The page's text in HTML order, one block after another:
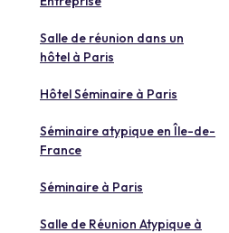
Salle de réunion dans un
hôtel à Paris
Hôtel Séminaire à Paris
Séminaire atypique en Île-de-
France
Séminaire à Paris
Salle de Réunion Atypique à